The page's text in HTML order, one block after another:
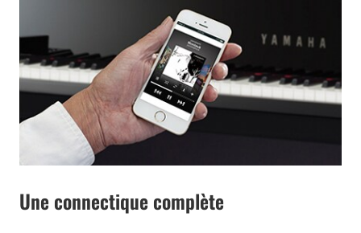
Une connectique complète